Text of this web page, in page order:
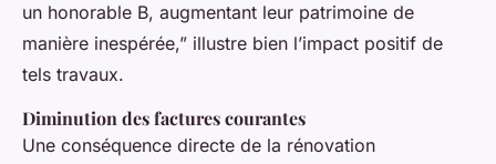
un honorable B, augmentant leur patrimoine de
manière inespérée,” illustre bien l’impact positif de
tels travaux.
Diminution des factures courantes
Une conséquence directe de la rénovation